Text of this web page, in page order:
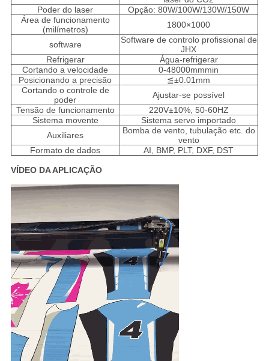
Poder do laser
Opção: 80W/100W/130W/150W
Área de funcionamento
(milímetros)
1800×1000
software
Software de controlo profissional de
JHX
Refrigerar
Água-refrigerar
Cortando a velocidade
0-48000mmmin
Posicionando a precisão
≦±0.01mm
Cortando o controle de
poder
Ajustar-se possível
Tensão de funcionamento
220V±10%, 50-60HZ
Sistema movente
Sistema servo importado
Auxiliares
Bomba de vento, tubulação etc. do
vento
Formato de dados
AI, BMP, PLT, DXF, DST
VÍDEO DA APLICAÇÃO